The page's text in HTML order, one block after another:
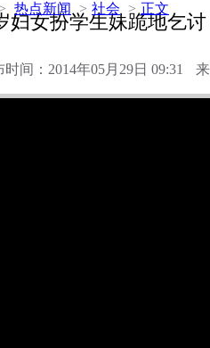
> 热点新闻 > 社会 > 正文
妇女扮学生妹跪地乞
时间：2014年05月29日 09:31